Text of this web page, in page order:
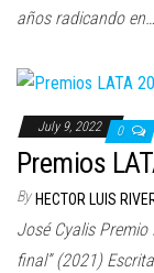
años radicando en…
July 9, 2022 0
Premios
By HECTOR LUIS
José Cyalis
final” (2021)